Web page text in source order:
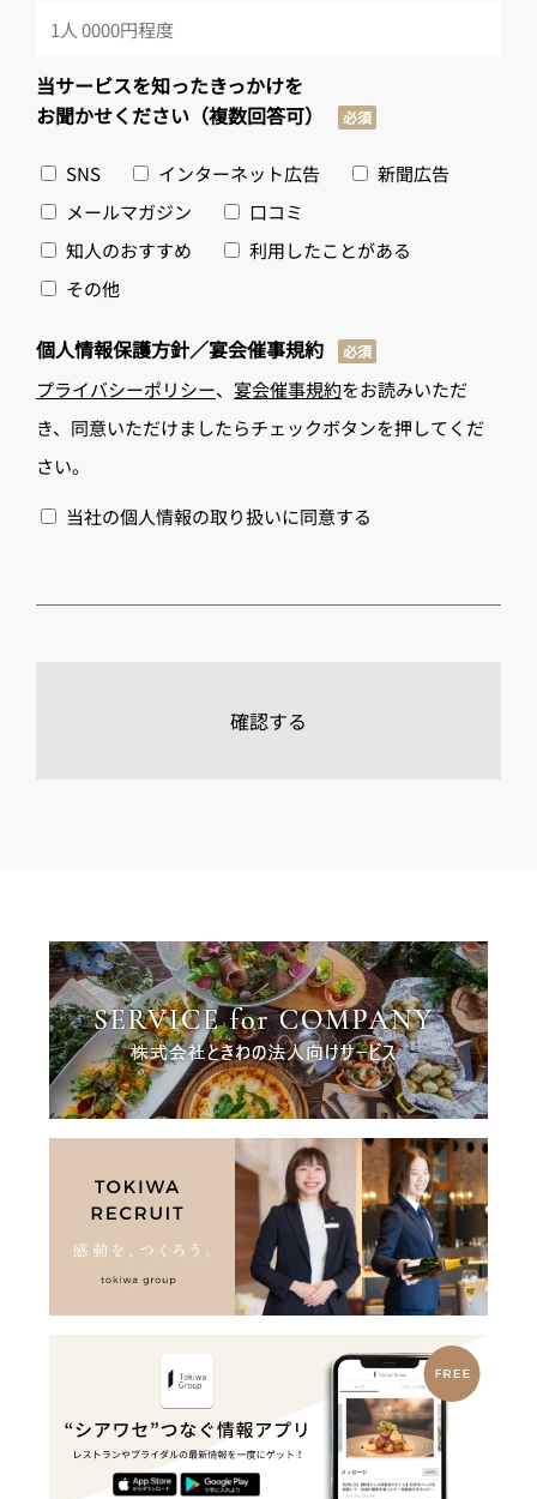
当サービスを知ったきっかけを
お聞かせください（複数回答可）
必須
SNS インターネット広告
新聞広告
メールマガジン
口コミ
知人のおすすめ
利用したことがある
その他
個人情報保護方針／宴会催事規約 必須
プライバシーポリシー、 宴会催事規約をお読みいただ
き、同意いただけましたらチェックボタンを押してくだ
さい。
当社の個人情報の取り扱いに同意する